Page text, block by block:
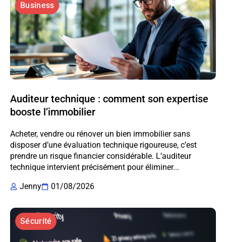
Business
Auditeur technique : comment son expertise
booste l’immobilier
Acheter, vendre ou rénover un bien immobilier sans
disposer d’une évaluation technique rigoureuse, c’est
prendre un risque financier considérable. L’auditeur
technique intervient précisément pour éliminer...
Jenny
01/08/2026
Sécurité